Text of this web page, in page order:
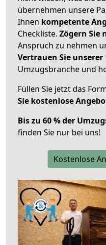
übernehmen unsere
Ihnen kompetente
Checkliste. Zögern Sie
Anspruch zu nehmen
Vertrauen Sie unserer
Umzugsbranche und
Füllen Sie jetzt das
Sie kostenlose
Bis zu 60 % der
finden Sie nur bei uns!
Kostenlose